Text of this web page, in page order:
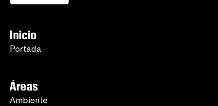
Inicio
Portada
Áreas
Ambiente